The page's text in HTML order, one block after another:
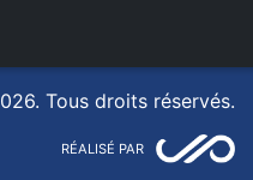
Tous droits réservés.
RÉALISÉ PAR